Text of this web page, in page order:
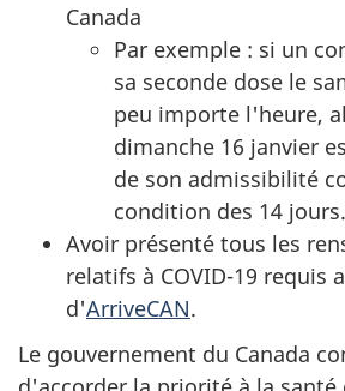
Canada
Par exemple : si un
sa seconde dose le
peu importe l'heure,
dimanche 16 janvier
de son admissibilité
condition des 14 jours.
Avoir présenté tous les
relatifs à COVID-19 requis
d'ArriveCAN.
Le gouvernement du Canada